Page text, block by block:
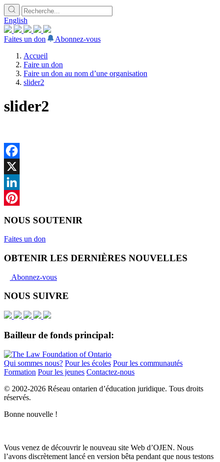
English
Faites un don
Abonnez-vous
Accueil
Faire un don
Faire un don au nom d’une organisation
slider2
slider2
Facebook
X
LinkedIn
NOUS SOUTENIR
Faites un don
OBTENIR LES DERNIÈRES NOUVELLES
Abonnez-vous
NOUS SUIVRE
Bailleur de fonds principal:
Qui sommes nous? Pour les écoles Pour les communautés
Formation Pour les jeunes Contactez-nous
© 2002-2026 Réseau ontarien d’éducation juridique. Tous droits
réservés.
Bonne nouvelle !
Vous venez de découvrir le nouveau site Web d’OJEN. Nous
l’avons discrètement lancé en version bêta pendant que nous testons